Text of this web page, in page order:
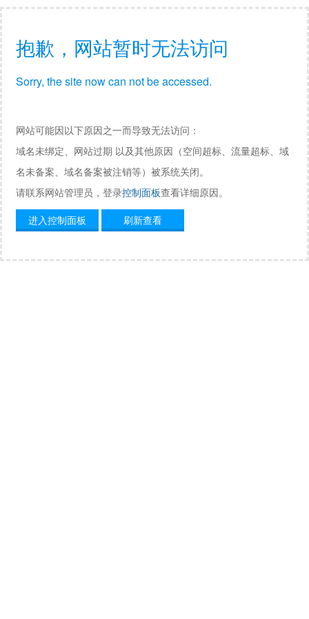
抱歉，网站暂时无法访问
Sorry, the site now can not be accessed.
网站可能因以下原因之一而导致无法访问：
域名未绑定、网站过期 以及其他原因（空间超标、流量超标、域
名未备案、域名备案被注销等）被系统关闭。
请联系网站管理员，登录控制面板查看详细原因。
进入控制面板
刷新查看